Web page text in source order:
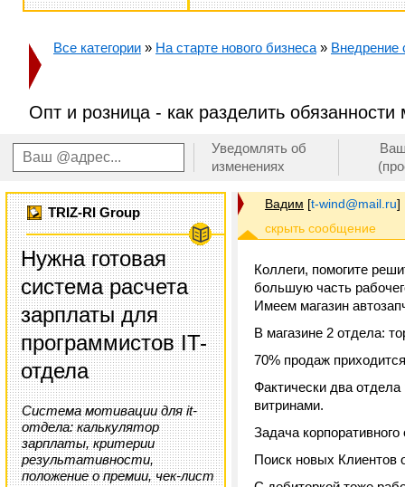
Все категории » На старте нового бизнеса » Внедрение
Опт и розница - как разделить
Уведомлять об
изменениях
TRIZ-RI Group
Нужна готовая
система расчета
зарплаты для
программистов IT-
отдела
Система мотивации для it-
отдела: калькулятор
зарплаты, критерии
результативности,
положение о премии, чек-лист
Вадим [t-wind@mail.ru]
Коллеги, помогите
большую часть
Имеем магазин
В магазине 2 отдела:
70% продаж
Фактически два
витринами.
Задача
Поиск новых Клиентов